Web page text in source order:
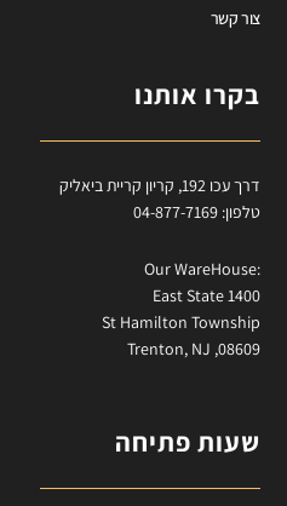
צור קשר
בקרו אותנו
דרך עכו 192, קריון קריית ביאליק
טלפון: 04-877-7169
:Our WareHouse
East State 1400
St Hamilton Township
Trenton, NJ ,08609
שעות פתיחה